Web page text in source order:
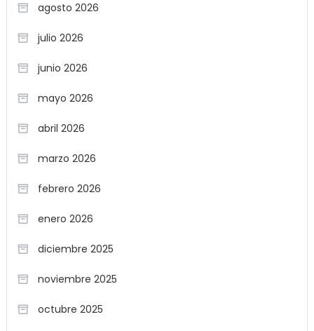
agosto 2026
julio 2026
junio 2026
mayo 2026
abril 2026
marzo 2026
febrero 2026
enero 2026
diciembre 2025
noviembre 2025
octubre 2025